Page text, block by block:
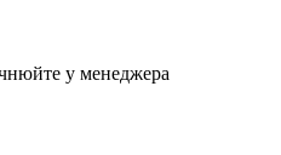
у менеджера